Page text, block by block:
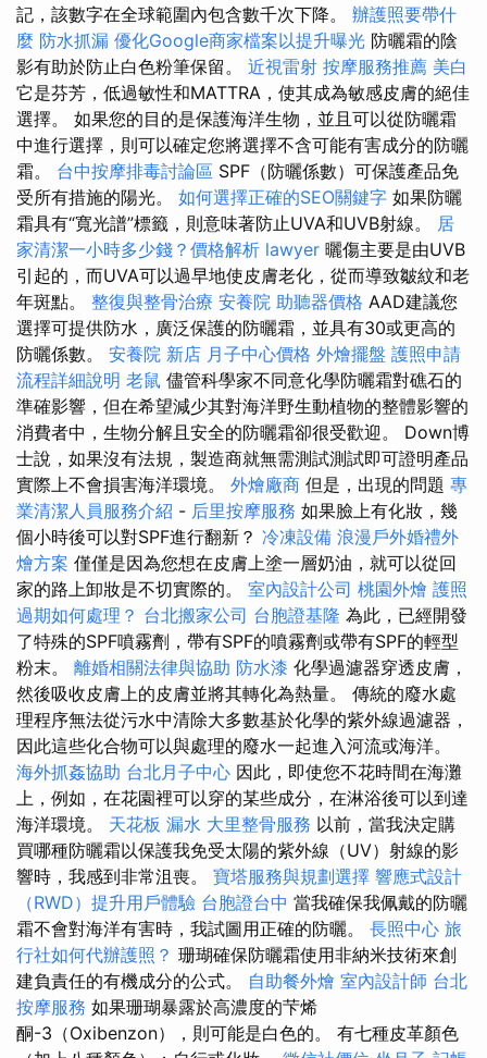
記，該數字在全球範圍內包含數千次下降。 辦護照要帶什
麼 防水抓漏 優化Google商家檔案以提升曝光 防曬霜的陰
影有助於防止白色粉筆保留。 近視雷射 按摩服務推薦 美白
它是芬芳，低過敏性和MATTRA，使其成為敏感皮膚的絕佳
選擇。 如果您的目的是保護海洋生物，並且可以從防曬霜
中進行選擇，則可以確定您將選擇不含可能有害成分的防曬
霜。 台中按摩排毒討論區 SPF（防曬係數）可保護產品免
受所有措施的陽光。 如何選擇正確的SEO關鍵字 如果防曬
霜具有“寬光譜”標籤，則意味著防止UVA和UVB射線。 居
家清潔一小時多少錢？價格解析 lawyer 曬傷主要是由UVB
引起的，而UVA可以過早地使皮膚老化，從而導致皺紋和老
年斑點。 整復與整骨治療 安養院 助聽器價格 AAD建議您
選擇可提供防水，廣泛保護的防曬霜，並具有30或更高的
防曬係數。 安養院 新店 月子中心價格 外燴擺盤 護照申請
流程詳細說明 老鼠 儘管科學家不同意化學防曬霜對礁石的
準確影響，但在希望減少其對海洋野生動植物的整體影響的
消費者中，生物分解且安全的防曬霜卻很受歡迎。 Down博
士說，如果沒有法規，製造商就無需測試測試即可證明產品
實際上不會損害海洋環境。 外燴廠商 但是，出現的問題 專
業清潔人員服務介紹 - 后里按摩服務 如果臉上有化妝，幾
個小時後可以對SPF進行翻新？ 冷凍設備 浪漫戶外婚禮外
燴方案 僅僅是因為您想在皮膚上塗一層奶油，就可以從回
家的路上卸妝是不切實際的。 室內設計公司 桃園外燴 護照
過期如何處理？ 台北搬家公司 台胞證基隆 為此，已經開發
了特殊的SPF噴霧劑，帶有SPF的噴霧劑或帶有SPF的輕型
粉末。 離婚相關法律與協助 防水漆 化學過濾器穿透皮膚，
然後吸收皮膚上的皮膚並將其轉化為熱量。 傳統的廢水處
理程序無法從污水中清除大多數基於化學的紫外線過濾器，
因此這些化合物可以與處理的廢水一起進入河流或海洋。
海外抓姦協助 台北月子中心 因此，即使您不花時間在海灘
上，例如，在花園裡可以穿的某些成分，在淋浴後可以到達
海洋環境。 天花板 漏水 大里整骨服務 以前，當我決定購
買哪種防曬霜以保護我免受太陽的紫外線（UV）射線的影
響時，我感到非常沮喪。 寶塔服務與規劃選擇 響應式設計
（RWD）提升用戶體驗 台胞證台中 當我確保我佩戴的防曬
霜不會對海洋有害時，我試圖用正確的防曬。 長照中心 旅
行社如何代辦護照？ 珊瑚確保防曬霜使用非納米技術來創
建負責任的有機成分的公式。 自助餐外燴 室內設計師 台北
按摩服務 如果珊瑚暴露於高濃度的芐烯
酮-3（Oxibenzon），則可能是白色的。 有七種皮革顏色